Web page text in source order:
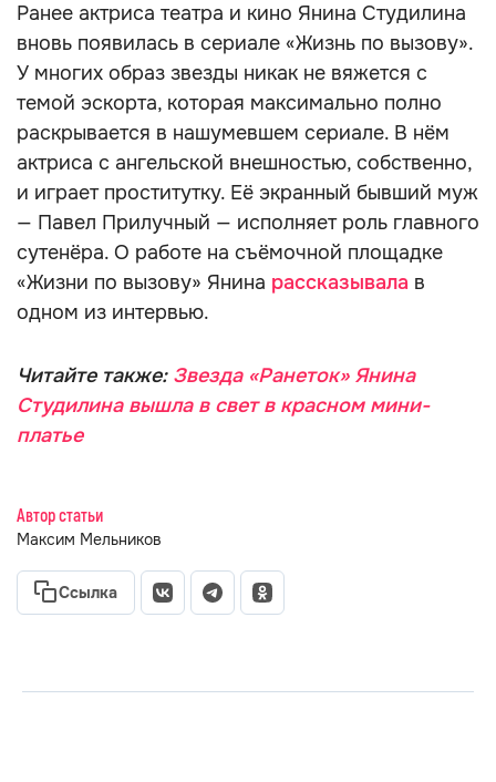
Ранее актриса театра и кино Янина Студилина
вновь появилась в сериале «Жизнь по вызову».
У многих образ звезды никак не вяжется с
темой эскорта, которая максимально полно
раскрывается в нашумевшем сериале. В нём
актриса с ангельской внешностью, собственно,
и играет проститутку. Её экранный бывший муж
— Павел Прилучный — исполняет роль главного
сутенёра. О работе на съёмочной площадке
«Жизни по вызову» Янина рассказывала в
одном из интервью.
Читайте также: Звезда «Ранеток» Янина
Студилина вышла в свет в красном мини-
платье
Автор статьи
Максим Мельников
Ссылка